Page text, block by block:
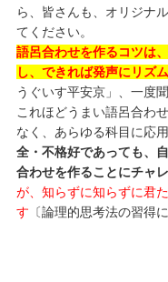
ら、皆さんも、オリジナ
てください。
語呂合わせを作るコツは
し、できれば発声にリズ
うぐいす平安京」、一度
これほどうまい語呂合わ
なく、あらゆる科目に応用
全・不格好であっても、
合わせを作ることにチャ
が、知らずに知らずに君
す 〔論理的思考法の習得